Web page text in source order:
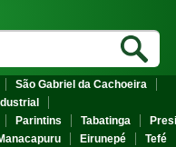
São Gabriel da Cachoeira
Parintins Tabatinga
Eirunepé
Tefé